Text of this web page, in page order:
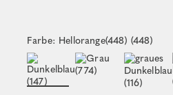
Farbe: Hellorange(448) (448)